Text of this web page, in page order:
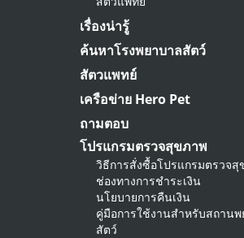
เรื่องน่ารู้
ค้นหาโรงพยาบาลสัตว์
สัตวแพทย์
เครือข่าย Hero Pet
ถามตอบ
โปรแกรมตรวจสุขภาพ
วิธีการสั่งซื้อโปรแกรมตรวจสุ
ช่องทางการชำระเงิน
นโยบายการคืนเงิน
คู่มือการใช้งานสำหรับสถานพ
สัตว์